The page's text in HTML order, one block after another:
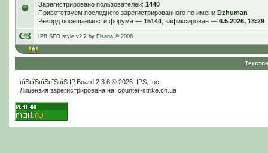
Зарегистрировано пользователей: 1440
Приветствуем последнего зарегистрированного по имени Dzhuman
Рекорд посещаемости форума — 15144, зафиксирован — 6.5.2026, 13:29
IPB SEO style v2.2 by Fisana© 2006
пїЅпїЅпїЅпїЅпїЅ IP.Board2.3.6 © 2026 IPS, Inc
Лицензия зарегистрирована на: counter-strike.cn.ua